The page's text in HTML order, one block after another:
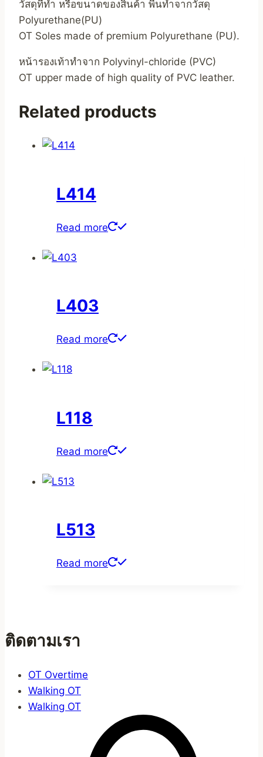
วัสดุที่ทำ หรือขนาดของสินค้า พื้นทำจากวัสดุ
Polyurethane(PU)
OT Soles made of premium Polyurethane (PU).
หน้ารองเท้าทำจาก Polyvinyl-chloride (PVC)
OT upper made of high quality of PVC leather.
Related products
L414
Read more
L403
Read more
L118
Read more
L513
Read more
ติดตามเรา
OT Overtime
Walking OT
Walking OT